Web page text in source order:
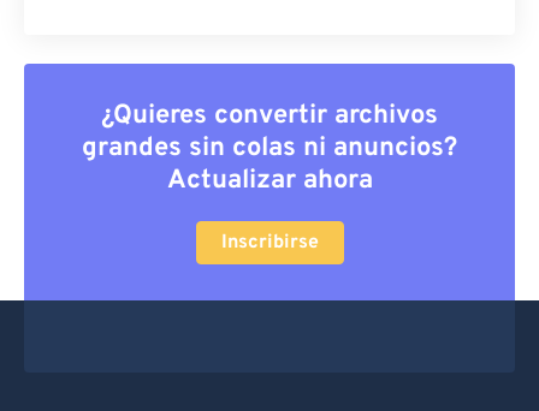
¿Quieres convertir archivos
grandes sin colas ni anuncios?
Actualizar ahora
Inscribirse